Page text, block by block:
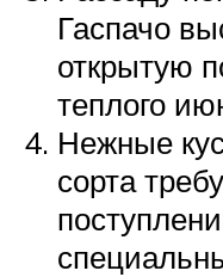
Гаспачо
открытую
теплого
Нежные
сорта